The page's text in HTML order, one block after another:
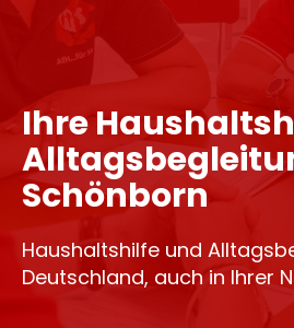
Ihre
Schönborn
Haushaltshilfe und
Deutschland, auch in Ihrer